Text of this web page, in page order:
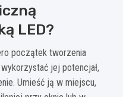
LED?
początek tworzenia
jej potencjał,
Umieść ją w miejscu,